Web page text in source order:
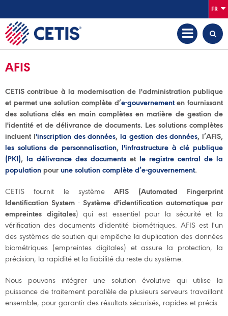
FR
AFIS
CETIS contribue à la modernisation de l'administration publique
et permet une solution complète d’e-gouvernementen fournissant
des solutions clés en main complètes en matière de gestion de
l'identité et de délivrance de documents. Les solutions complètes
incluent l'inscription des données, la gestion des données, l’AFIS,
les solutions de personnalisation,l'infrastructure à clé publique
(PKI), la délivrance des documents et le registre central de la
population pour une solution complète d’e-gouvernement.
CETIS fournit le systèmeAFIS (Automated Fingerprint
Identification System - Système d'identification automatique par
empreintes digitales) qui est essentiel pour la sécurité et la
vérification des documents d'identité biométriques. AFIS est l'un
des systèmes de soutien qui empêche la duplication des données
biométriques (empreintes digitales) et assure la protection, la
précision, la rapidité et la fiabilité du reste du système.
Nous pouvons intégrer une solution évolutive qui utilise la
puissance de traitement parallèle de plusieurs serveurs travaillant
ensemble, pour garantir des résultats sécurisés, rapides et précis.